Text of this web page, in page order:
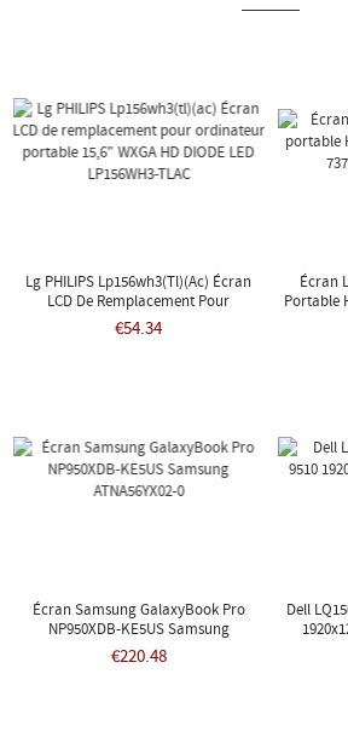
Lg PHILIPS Lp156wh3(tl)(ac) Écran
LCD De Remplacement Pour
Ordinateur Portable 15,6" WXGA HD
DIODE LED LP156WH3-TLAC
€54.34
Écran
Portable
Écran Samsung GalaxyBook Pro
NP950XDB-KE5US Samsung
ATNA56YX02-0
€220.48
Dell